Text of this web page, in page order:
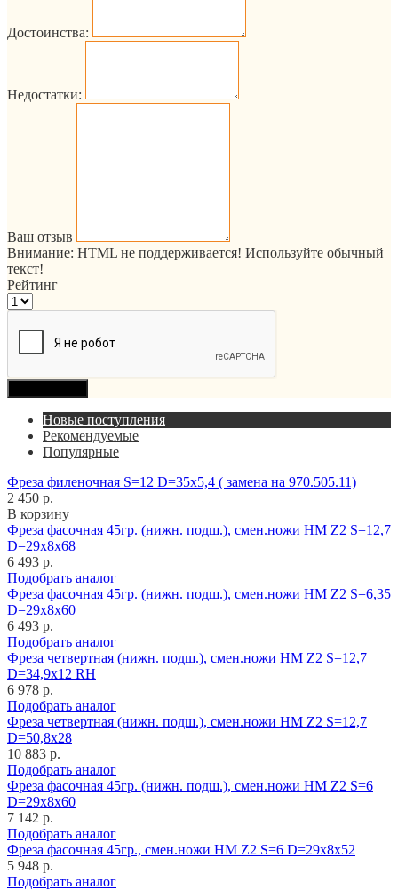
Достоинства:
Недостатки:
Ваш отзыв
Внимание: HTML не поддерживается! Используйте обычный
текст!
Рейтинг
Новые поступления
Рекомендуемые
Популярные
Фреза филеночная S=12 D=35x5,4 ( замена на 970.505.11)
2 450 р.
В корзину
Фреза фасочная 45гр. (нижн. подш.), смен.ножи HM Z2 S=12,7
D=29x8x68
6 493 р.
Подобрать аналог
Фреза фасочная 45гр. (нижн. подш.), смен.ножи HM Z2 S=6,35
D=29x8x60
6 493 р.
Подобрать аналог
Фреза четвертная (нижн. подш.), смен.ножи HM Z2 S=12,7
D=34,9x12 RH
6 978 р.
Подобрать аналог
Фреза четвертная (нижн. подш.), смен.ножи HM Z2 S=12,7
D=50,8x28
10 883 р.
Подобрать аналог
Фреза фасочная 45гр. (нижн. подш.), смен.ножи HM Z2 S=6
D=29x8x60
7 142 р.
Подобрать аналог
Фреза фасочная 45гр., смен.ножи HM Z2 S=6 D=29x8x52
5 948 р.
Подобрать аналог